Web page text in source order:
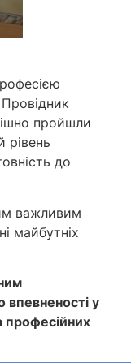
пройшли
рівень
до
важливим
майбутніх
у
професійних